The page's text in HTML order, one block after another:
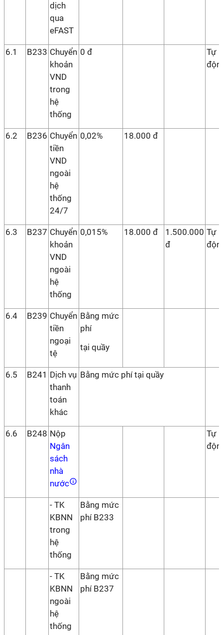
dịch
qua
eFAST
6.1 B233 Chuyển
khoản
VND
trong
hệ
thống
0 đ
Tự
6.2 B236 Chuyển
tiền
VND
ngoài
hệ
thống
24/7
0,02% 18.000 đ
6.3 B237 Chuyển
khoản
VND
ngoài
hệ
thống
0,015% 18.000 đ
1.500.000
đ
Tự
6.4 B239 Chuyển
tiền
ngoại
tệ
Bằng mức
phí
tại quầy
6.5 B241 Dịch vụ
thanh
toán
khác
Bằng mức phí tại quầy
6.6 B248 Nộp
Ngân
sách
nhà
nước
Tự
- TK
KBNN
trong
hệ
thống
Bằng mức
phí B233
- TK
KBNN
ngoài
hệ
thống
Bằng mức
phí B237